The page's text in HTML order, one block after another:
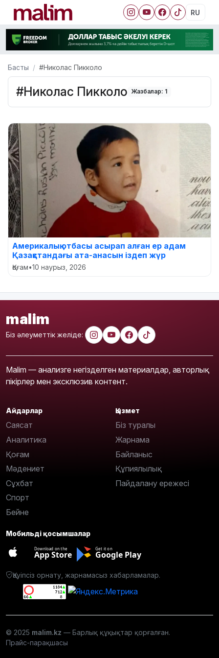
RU
Басты #Николас Пикколо
#Николас Пикколо Жазбалар: 1
Америкалық отбасы асырап алған ер адам
Қазақстандағы ата-анасын іздеп жүр
Қоғам•10 наурыз, 2026
malim
Біз әлеуметтік желіде:
Malim — анализге негізделген материалдар, авторлық
пікірлер мен эксклюзив контент.
Айдарлар
Саясат
Аналитика
Қоғам
Мәдениет
Сұхбат
Спорт
Бейне
Қызмет
Біз туралы
Жарнама
Байланыс
Құпиялылық
Пайдалану ережесі
Мобильді қосымшалар
Download on the
App Store
Get it on
Google Play
Қауіпсіз орнату, жарнамасыз хабарламалар.
© 2025 malim.kz — Барлық құқықтар қорғалған.
Прайс-парақшасы